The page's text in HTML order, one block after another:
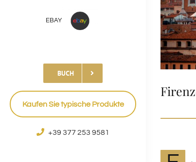
EBAY
BUCH
Kaufen Sie typische Produkte
+39 377 253 9581